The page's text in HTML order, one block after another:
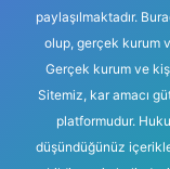
paylaşılmaktadır.
olup, gerçek kurum
Gerçek kurum ve
Sitemiz, kar amacı
platformudur.
düşündüğünüz